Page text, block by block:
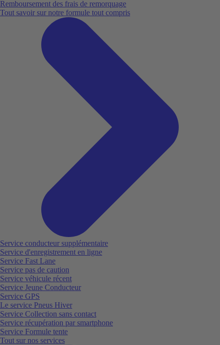
Remboursement des frais de remorquage
Tout savoir sur notre formule tout compris
Service conducteur supplémentaire
Service d'enregistrement en ligne
Service Fast Lane
Service pas de caution
Service véhicule récent
Service Jeune Conducteur
Service GPS
Le service Pneus Hiver
Service Collection sans contact
Service récupération par smartphone
Service Formule tente
Tout sur nos services